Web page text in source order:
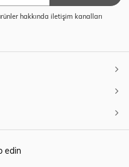
hakkında iletişim kanalları
edin